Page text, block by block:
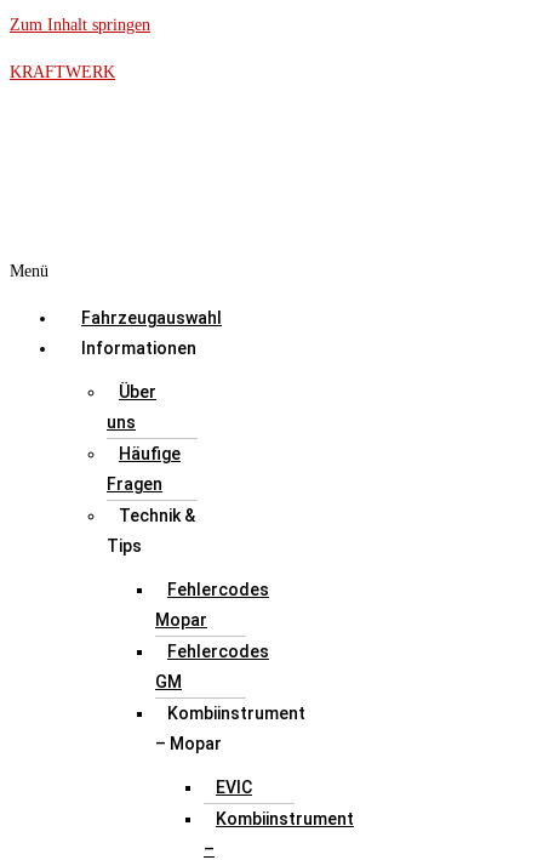
Zum Inhalt springen
KRAFTWERK
Menü
Fahrzeugauswahl
Informationen
Über
uns
Häufige
Fragen
Technik &
Tips
Fehlercodes
Mopar
Fehlercodes
GM
Kombiinstrument
– Mopar
EVIC
Kombiinstrument
–